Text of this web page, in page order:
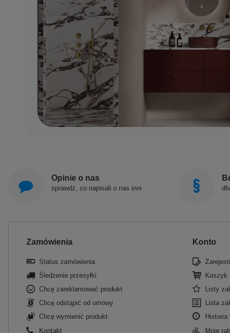
Opinie o nas
sprawdź, co napisali o nas inni
Zamówienia
Status zamówienia
Śledzenie przesyłki
Chcę zareklamować produkt
Chcę odstąpić od umowy
Chcę wymienić produkt
Kontakt
Konto
Koszyk
Listy
Lista
Historia
Moje